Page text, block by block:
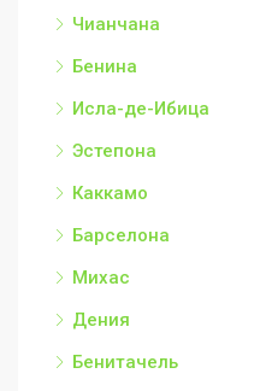
Чианчана
Бенина
Исла-де-Ибица
Эстепона
Каккамо
Барселона
Михас
Дения
Бенитачель